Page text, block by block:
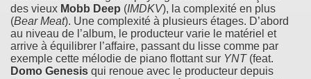
des vieux Mobb Deep (IMDKV), la complexité en plus
(Bear Meat). Une complexité à plusieurs étages. D’abord
au niveau de l’album, le producteur varie le matériel et
arrive à équilibrer l’affaire, passant du lisse comme par
exemple cette mélodie de piano flottant sur YNT(feat.
Domo Genesis qui renoue avec le producteur depuis